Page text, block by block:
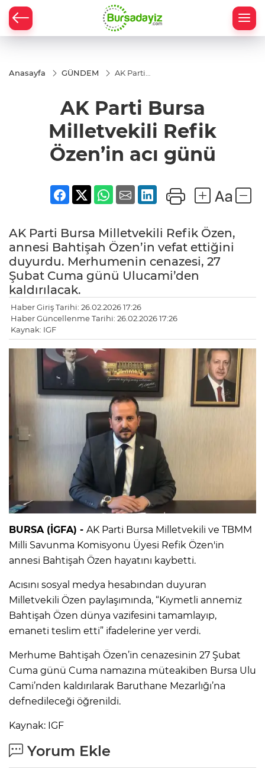
Anasayfa GÜNDEM
AK Parti
Refik
Özen’in
AK Parti Bursa
Milletvekili Refik
Özen’in acı günü
AK Parti Bursa Milletvekili Refik Özen,
annesi Bahtişah Özen’in vefat ettiğini
duyurdu. Merhumenin cenazesi, 27
Şubat Cuma günü Ulucami’den
kaldırılacak.
Haber Giriş Tarihi: 26.02.2026 17:26
Haber Güncellenme Tarihi: 26.02.2026 17:26
Kaynak: IGF
BURSA (İGFA) - AK Parti Bursa Milletvekili ve TBMM
Milli Savunma Komisyonu Üyesi Refik Özen'in
annesi Bahtişah Özen hayatını kaybetti.
Acısını sosyal medya hesabından duyuran
Milletvekili Özen paylaşımında, “Kıymetli annemiz
Bahtişah Özen dünya vazifesini tamamlayıp,
emaneti teslim etti” ifadelerine yer verdi.
Merhume Bahtişah Özen’in cenazesinin 27 Şubat
Cuma günü Cuma namazına müteakiben Bursa Ulu
Cami’nden kaldırılarak Baruthane Mezarlığı’na
defnedileceği öğrenildi.
Kaynak: IGF
Yorum Ekle